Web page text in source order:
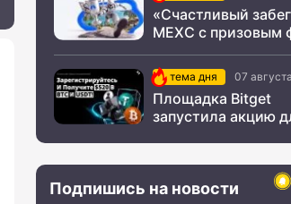
«Счастливый
MEXC с призовым
тема дня 07
Площадка Bitget
запустила акцию
Подпишись на новости